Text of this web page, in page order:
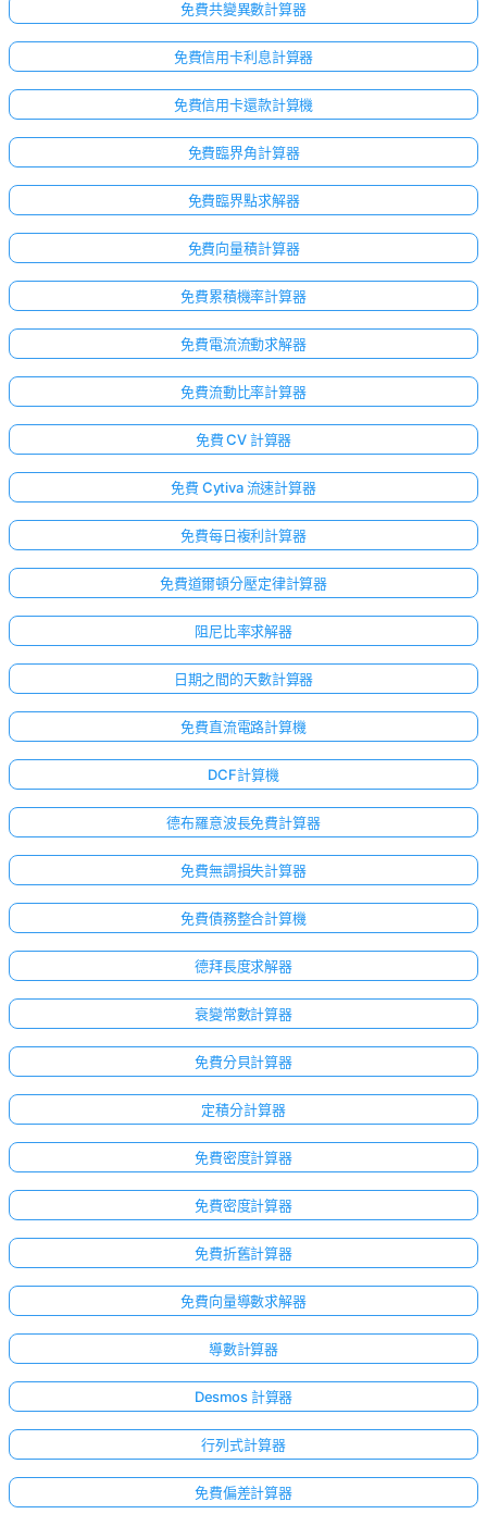
免費共變異數計算器
免費信用卡利息計算器
免費信用卡還款計算機
免費臨界角計算器
免費臨界點求解器
免費向量積計算器
免費累積機率計算器
免費電流流動求解器
免費流動比率計算器
免費 CV 計算器
免費 Cytiva 流速計算器
免費每日複利計算器
免費道爾頓分壓定律計算器
阻尼比率求解器
日期之間的天數計算器
免費直流電路計算機
DCF計算機
德布羅意波長免費計算器
免費無謂損失計算器
免費債務整合計算機
德拜長度求解器
衰變常數計算器
免費分貝計算器
定積分計算器
免費密度計算器
免費密度計算器
免費折舊計算器
免費向量導數求解器
導數計算器
Desmos 計算器
行列式計算器
免費偏差計算器